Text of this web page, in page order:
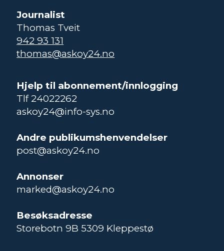
Journalist
Thomas Tveit
942 93 131
thomas@askoy24.no
Hjelp til abonnement/innlogging
Tlf 24022262
askoy24@info-sys.no
Andre publikumshenvendelser
post@askoy24.no
Annonser
marked@askoy24.no
Besøksadresse
Storebotn 9B 5309 Kleppestø